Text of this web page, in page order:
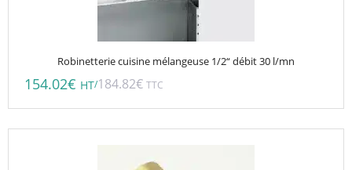
Robinetterie cuisine mélangeuse 1/2“ débit 30 l/mn
154.02€ HT/184.82€ TTC